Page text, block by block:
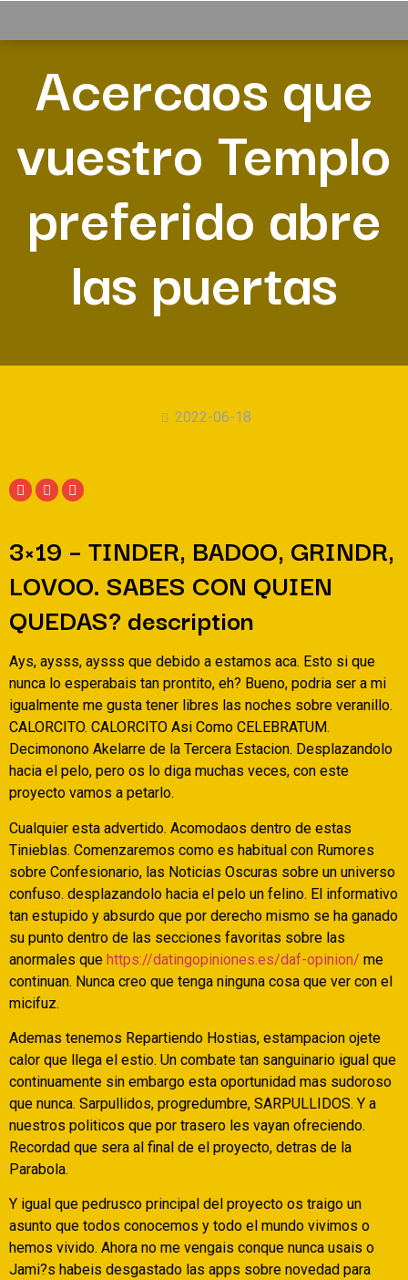
Acercaos que
vuestro Templo
preferido abre
las puertas
2022-06-18
3×19 – TINDER, BADOO, GRINDR,
LOVOO. SABES CON QUIEN
QUEDAS? description
Ays, aysss, aysss que debido a estamos aca. Esto si que
nunca lo esperabais tan prontito, eh? Bueno, podri­a ser a mi
igualmente me gusta tener libres las noches sobre veranillo.
CALORCITO. CALORCITO Asi­ Como CELEBRATUM.
Decimonono Akelarre de la Tercera Estacion. Desplazandolo
hacia el pelo, pero os lo diga muchas veces, con este
proyecto vamos a petarlo.
Cualquier esta advertido. Acomodaos dentro de estas
Tinieblas. Comenzaremos como es habitual con Rumores
sobre Confesionario, las Noticias Oscuras sobre un universo
confuso. desplazandolo hacia el pelo un felino. El informativo
tan estupido y absurdo que por derecho mismo se ha ganado
su punto dentro de las secciones favoritas sobre las
anormales que https://datingopiniones.es/daf-opinion/ me
continuan. Nunca creo que tenga ninguna cosa que ver con el
micifuz.
Ademas tenemos Repartiendo Hostias, estampacion ojete
calor que llega el esti­o. Un combate tan sanguinario igual que
continuamente sin embargo esta oportunidad mas sudoroso
que nunca. Sarpullidos, progredumbre, SARPULLIDOS. Y a
nuestros politicos que por trasero les vayan ofreciendo.
Recordad que sera al final de el proyecto, detras de la
Parabola.
Y igual que pedrusco principal del proyecto os traigo un
asunto que todos conocemos y todo el mundo vivimos o
hemos vivido. Ahora no me vengais conque nunca usais o
Jami?s habeis desgastado las apps sobre novedad para